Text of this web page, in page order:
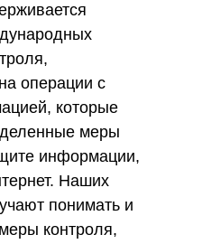
операции с
которые
меры
информации,
Наших
понимать и
контроля,